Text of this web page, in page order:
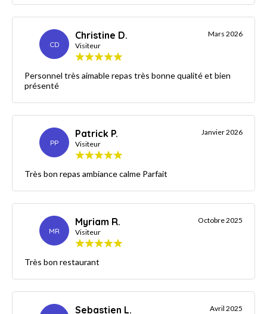
CD
Christine D.
Visiteur
Mars 2026
Personnel très aimable repas très bonne qualité et bien
présenté
PP
Patrick P.
Visiteur
Janvier 2026
Très bon repas ambiance calme Parfait
MR
Myriam R.
Visiteur
Octobre 2025
Très bon restaurant
Sebastien L. Avril 2025